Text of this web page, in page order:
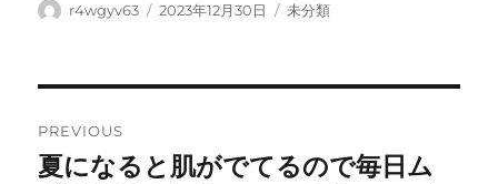
Author
r4wgyv63
Posted
2023年12月30日 Categories
未分類
navigation
PREVIOUS
Previous
夏になると肌がでてるので毎日ム